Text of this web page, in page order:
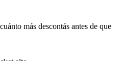
más descontás antes de que